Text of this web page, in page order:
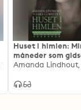
Huset i himlen:
måneder som
Somalia